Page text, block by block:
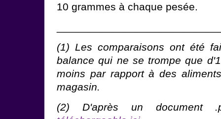
10 grammes à chaque pesée.
(1) Les comparaisons ont été
balance qui ne se trompe que
moins par rapport à des
magasin.
(2) D'après un document